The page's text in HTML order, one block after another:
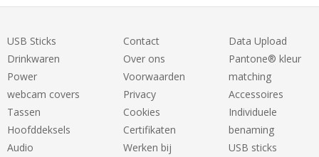
USB Sticks
Drinkwaren
Power
webcam covers
Tassen
Hoofddeksels
Audio
Contact
Over ons
Voorwaarden
Privacy
Cookies
Certifikaten
Werken bij
Data Upload
Pantone® kleur
matching
Accessoires
Individuele
benaming
USB sticks